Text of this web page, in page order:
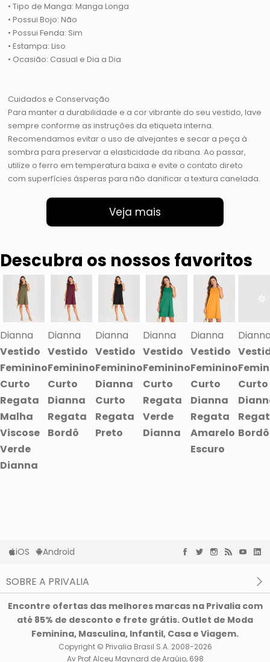
• Tipo de Manga: Manga Longa
• Possui Bojo: Não
• Possui Fenda: Sim
• Estampa: Liso
• Ocasião: Casual e Dia a Dia
Cuidados e Conservação
Para manter a durabilidade e a cor vibrante do seu vestido, lave
sempre conforme as instruções da etiqueta interna.
Recomendamos evitar o uso de alvejantes e secar a peça à
sombra para preservar a elasticidade da ribana. Ao passar,
utilize o ferro em temperatura baixa e evite o contato direto
com superfícies ásperas para não danificar a textura canelada.
Veja mais
Descubra os nossos favoritos
Dianna
Vestido
Feminino
Curto
Regata
Malha
Viscose
Verde
Dianna
Dianna
Vestido
Feminino
Curto
Dianna
Regata
Bordô
Dianna
Vestido
Feminino
Dianna
Curto
Regata
Preto
Dianna
Vestido
Feminino
Curto
Regata
Verde
Dianna
Dianna
Vestido
Feminino
Curto
Dianna
Regata
Amarelo
Escuro
Curto
Bordô
iOS Android
SOBRE A PRIVALIA
Privacidade e Cookies
Condições de uso
Encontre ofertas das melhores marcas na Privalia com
até 85% de desconto e frete grátis. Outlet de Moda
Feminina, Masculina, Infantil, Casa e Viagem.
Copyright © Privalia Brasil S.A. 2008-2026
Av Prof Alceu Maynard de Araújo, 698